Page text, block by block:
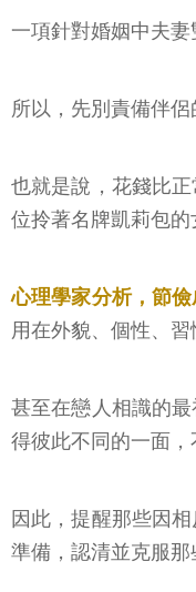
一項針對婚姻中夫
所以，先別責備伴
也就是說，花錢比
位拎著名牌凱莉包的
心理學家分析，節
用在外貌、個性、習
甚至在戀人相識的
得彼此不同的一面，
因此，提醒那些因
準備，認清並克服